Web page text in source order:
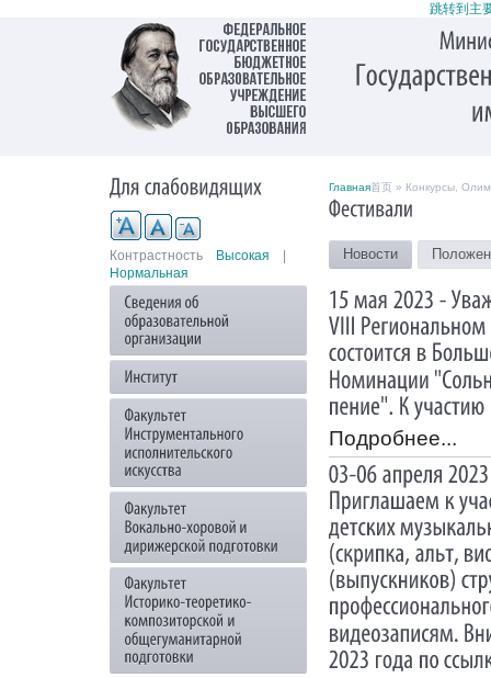
跳转到主
Контрастность Высокая
Нормальная
Главная首页 » Конкурсы,
Новости
Подробнее...